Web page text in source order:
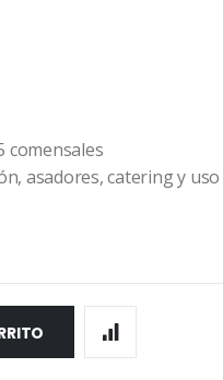
comensales
asadores, catering y